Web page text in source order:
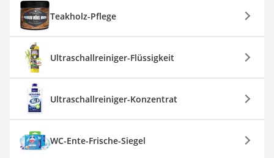
Teakholz-Pflege
Ultraschallreiniger-Flüssigkeit
Ultraschallreiniger-Konzentrat
WC-Ente-Frische-Siegel